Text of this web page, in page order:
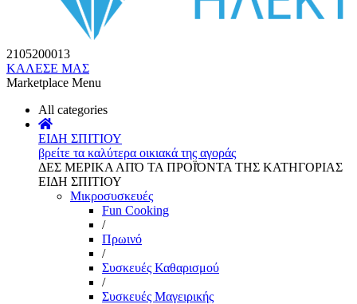
2105200013
ΚΑΛΕΣΕ ΜΑΣ
Marketplace Menu
All categories
ΕΙΔΗ ΣΠΙΤΙΟΥ
βρείτε τα καλύτερα οικιακά της αγοράς
ΔΕΣ ΜΕΡΙΚΑ ΑΠΌ ΤΑ ΠΡΟΪΌΝΤΑ ΤΗΣ ΚΑΤΗΓΟΡΙΑΣ
ΕΙΔΗ ΣΠΙΤΙΟΥ
Μικροσυσκευές
Fun Cooking
/
Πρωινό
/
Συσκευές Καθαρισμού
/
Συσκευές Μαγειρικής